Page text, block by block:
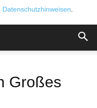
Datenschutzhinweisen
Großes